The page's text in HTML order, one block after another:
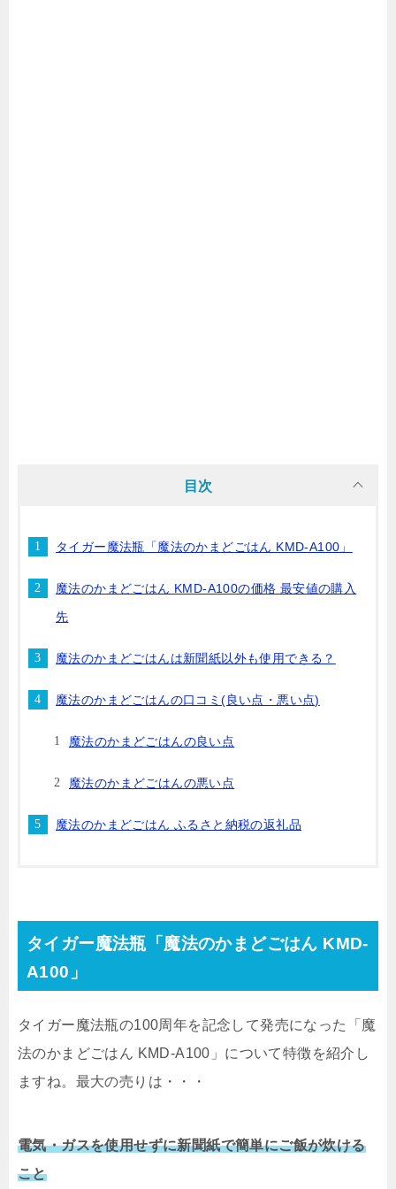
目次
タイガー魔法瓶「魔法のかまどごはん KMD-A100」
魔法のかまどごはん KMD-A100の価格 最安値の購入
先
魔法のかまどごはんは新聞紙以外も使用できる？
魔法のかまどごはんの口コミ(良い点・悪い点)
魔法のかまどごはんの良い点
魔法のかまどごはんの悪い点
魔法のかまどごはん ふるさと納税の返礼品
タイガー魔法瓶「魔法のかまどごはん KMD-
A100」
タイガー魔法瓶の100周年を記念して発売になった「魔
法のかまどごはん KMD-A100」について特徴を紹介し
ますね。最大の売りは・・・
電気・ガスを使用せずに新聞紙で簡単にご飯が炊ける
こと